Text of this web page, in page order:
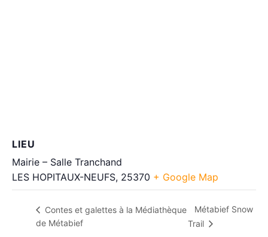
LIEU
Mairie – Salle Tranchand
LES HOPITAUX-NEUFS, 25370 + Google Map
Contes et galettes à la Médiathèque
de Métabief
Métabief Snow
Trail